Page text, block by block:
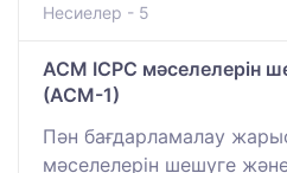
Несиелер - 5
ACM ICPC мәселелерін
(АСМ-1)
Пән бағдарламалау
мәселелерін шешуге және